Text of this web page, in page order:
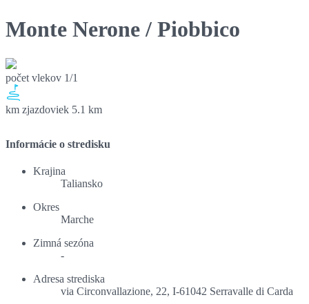
Monte Nerone / Piobbico
počet vlekov 1/1
km zjazdoviek 5.1 km
Informácie o stredisku
Krajina
Taliansko
Okres
Marche
Zimná sezóna
-
Adresa strediska
via Circonvallazione, 22, I-61042 Serravalle di Carda